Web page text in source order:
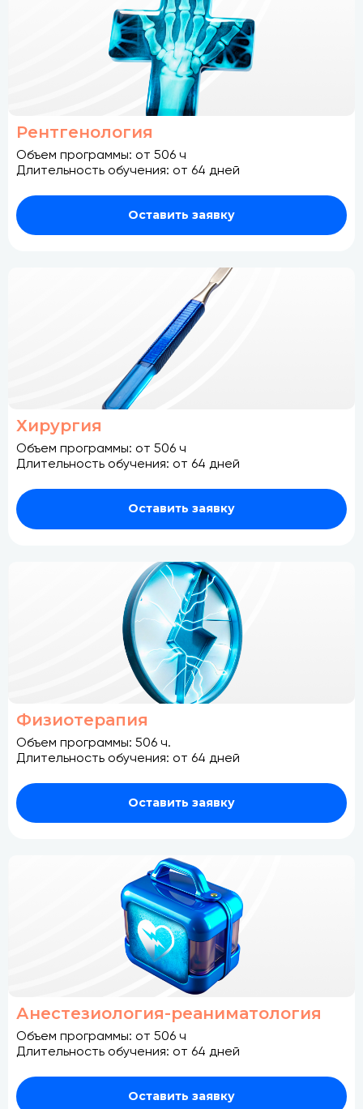
Рентгенология
Объем программы: от 506 ч
Длительность обучения: от 64 дней
Оставить заявку
Хирургия
Объем программы: от 506 ч
Длительность обучения: от 64 дней
Оставить заявку
Физиотерапия
Объем программы: 506 ч.
Длительность обучения: от 64 дней
Оставить заявку
Анестезиология-реаниматология
Объем программы: от 506 ч
Длительность обучения: от 64 дней
Оставить заявку